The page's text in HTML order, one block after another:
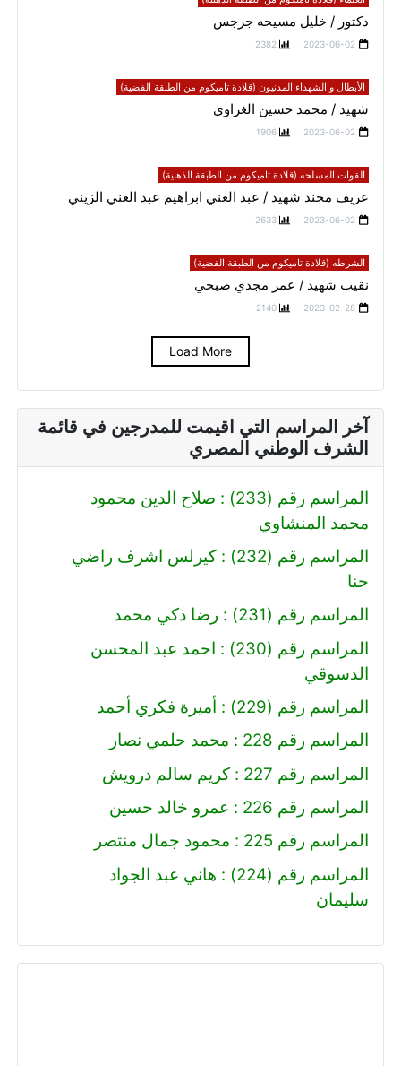
دكتور / خليل مسيحه جرجس
2023-06-02
2382
الأبطال و الشهداء المدنيون (قلادة تاميكوم من الطبقة الفضية)
شهيد / محمد حسين الغراوي
2023-06-02
1906
القوات المسلحه (قلادة تاميكوم من الطبقة الذهبية)
عريف مجند شهيد / عبد الغني ابراهيم عبد الغني الزيني
2023-06-02
2633
الشرطه (قلادة تاميكوم من الطبقة الفضية)
نقيب شهيد / عمر مجدي صبحي
2023-02-28
2140
Load More
آخر المراسم التي اقيمت للمدرجين في قائمة
الشرف الوطني المصري
المراسم رقم (233) : صلاح الدين محمود
محمد المنشاوي
المراسم رقم (232) : كيرلس اشرف راضي
حنا
المراسم رقم (231) : رضا ذكي محمد
المراسم رقم (230) : احمد عبد المحسن
الدسوقي
المراسم رقم (229) : أميرة فكري أحمد
المراسم رقم 228 : محمد حلمي نصار
المراسم رقم 227 : كريم سالم درويش
المراسم رقم 226 : عمرو خالد حسين
المراسم رقم 225 : محمود جمال منتصر
المراسم رقم (224) : هاني عبد الجواد
سليمان